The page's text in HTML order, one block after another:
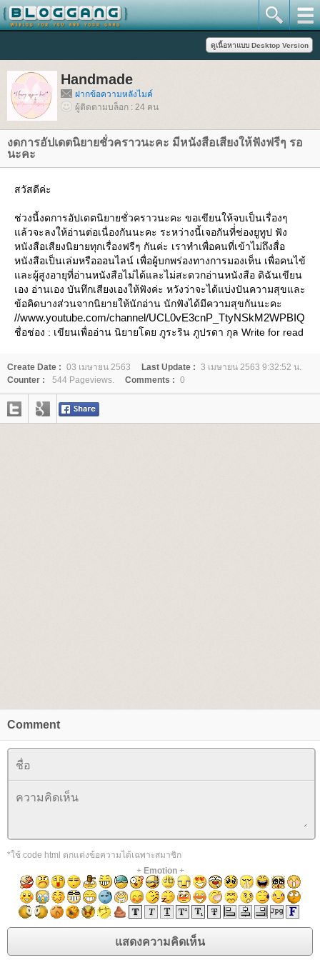
Handmade
ฝากข้อความหลังไมค์
ผู้ติดตามบล็อก : 24 คน
งดการอัปเดตนิยายชั่วคราวนะคะ มีหนังสือเสียงให้ฟังฟรีๆ รอ
นะคะ
สวัสดีค่ะ
ช่วงนี้งดการอัปเดตนิยายชั่วคราวนะคะ ขอเขียนให้จบเป็นเรื่องๆ
ล้วจะลงให้อ่านต่อเนื่องกันนะคะ ระหว่างนี้เจอกันที่่ช่องยูทูป ฟัง
หนังสือเสียงนิยายทุกเรื่องฟรีๆ กันค่ะ เราทำเพื่อคนที่เข้าไม่ถึงสื่อ
หนังสือเป็นเล่มหรือออนไลน์ เพื่อผู้บกพร่องทางการมองเห็น เพื่อคนไข้
ละผู้สูงอายุที่อ่านหนังสือไม่ได้และไม่สะดวกอ่านหนังสือ ดิฉันเขียน
เอง อ่านเอง บันทึกเสียงเองให้ฟังค่ะ หวังว่าจะได้แบ่งปันความสุขและ
ข้อคิดบางส่วนจากนิยายให้นักอ่าน นักฟังได้มีความสุขกันนะคะ
//www.youtube.com/channel/UCL0vE3cnP_TtyNSkM2WPBIQ
ชื่อช่อง : เขียนเพื่ออ่าน นิยายโดย ภูระริน ภูปรดา กุล Write for read
Create Date : 03 เมษายน 2563 Last Update : 3 เมษายน 2563 9:32:52 น.
Counter :
544 Pageviews. Comments : 0
Comment
*ใช้ code html ตกแต่งข้อความได้เฉพาะสมาชิก
+ Emotion+